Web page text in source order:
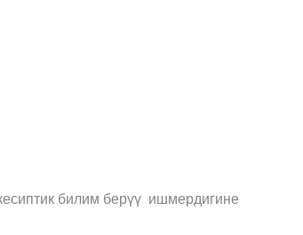
билим берүү ишмердигине